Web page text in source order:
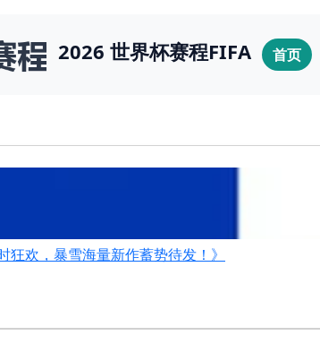
2026 世界杯赛程FIFA 首页
狂欢，暴雪海量新作蓄势待发！》